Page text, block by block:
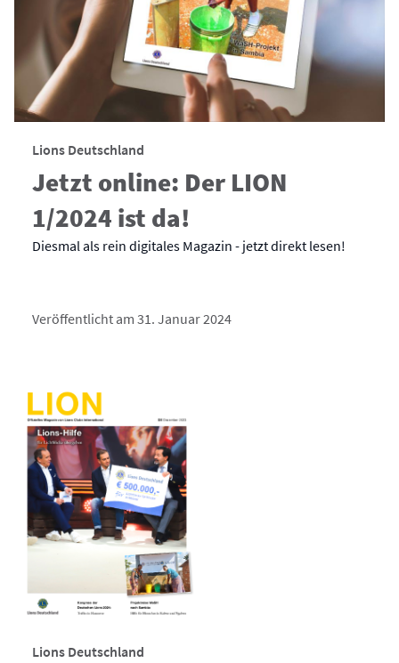
Lions Deutschland
Jetzt online: Der LION
1/2024 ist da!
Diesmal als rein digitales Magazin - jetzt direkt lesen!
Veröffentlicht am 31. Januar 2024
Lions Deutschland